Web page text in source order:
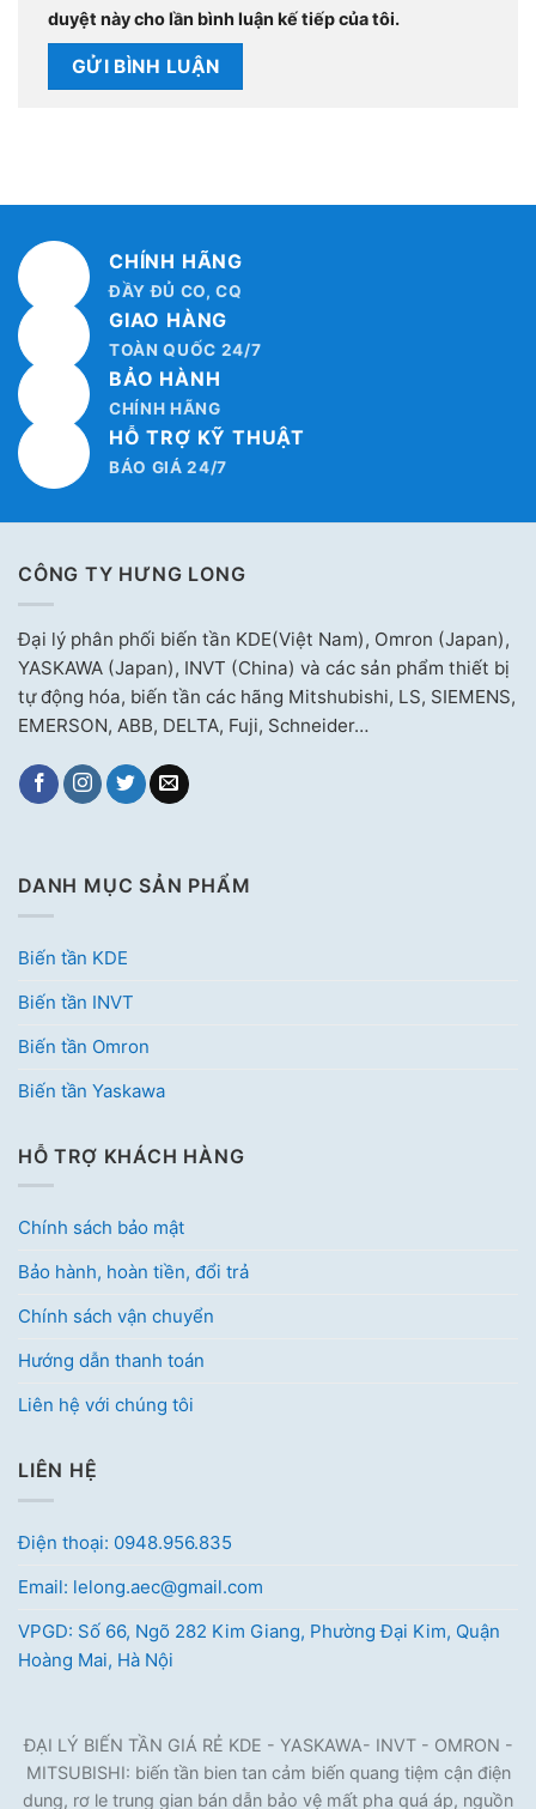
duyệt này cho lần bình luận kế tiếp của tôi.
CHÍNH HÃNG
ĐẦY ĐỦ CO, CQ
GIAO HÀNG
TOÀN QUỐC 24/7
BẢO HÀNH
CHÍNH HÃNG
HỖ TRỢ KỸ THUẬT
BÁO GIÁ 24/7
CÔNG TY HƯNG LONG
Đại lý phân phối biến tần KDE(Việt Nam), Omron (Japan),
YASKAWA (Japan), INVT (China) và các sản phẩm thiết bị
tự động hóa, biến tần các hãng Mitshubishi, LS, SIEMENS,
EMERSON, ABB, DELTA, Fuji, Schneider…
DANH MỤC SẢN PHẨM
Biến tần KDE
Biến tần INVT
Biến tần Omron
Biến tần Yaskawa
HỖ TRỢ KHÁCH HÀNG
Chính sách bảo mật
Bảo hành, hoàn tiền, đổi trả
Chính sách vận chuyển
Hướng dẫn thanh toán
Liên hệ với chúng tôi
LIÊN HỆ
Điện thoại: 0948.956.835
Email: lelong.aec@gmail.com
VPGD: Số 66, Ngõ 282 Kim Giang, Phường Đại Kim, Quận
Hoàng Mai, Hà Nội
ĐẠI LÝ BIẾN TẦN GIÁ RẺ KDE - YASKAWA- INVT - OMRON -
MITSUBISHI: biến tần bien tan cảm biến quang tiệm cận điện
dung, rơ le trung gian bán dẫn bảo vệ mất pha quá áp, nguồn